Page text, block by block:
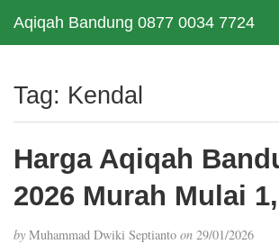
Aqiqah Bandung 0877 0034 7724
Tag: Kendal
Harga Aqiqah
2026 Murah Mulai
by Muhammad Dwiki Septianto on 29/01/2026